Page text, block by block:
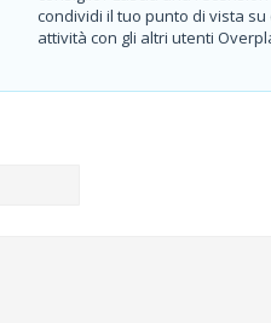
condividi il tuo punto di vista su
attività con gli altri utenti